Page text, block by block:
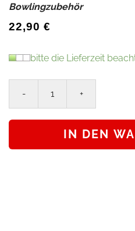
Bowlingzubehör
22,90 €
bitte die Lieferzeit
Tape
Orange
IN DEN